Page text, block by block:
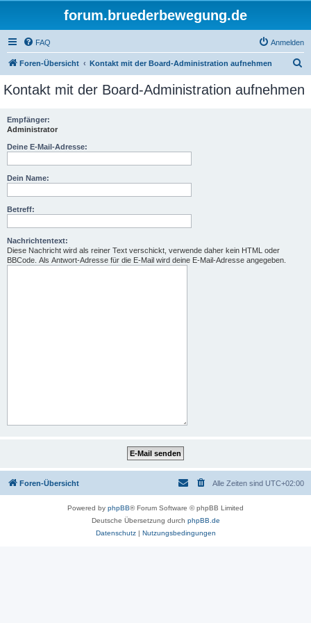
forum.bruederbewegung.de
FAQ Anmelden
Foren-Übersicht Kontakt mit der Board-Administration aufnehmen
c
Kontakt mit der Board-Administration aufnehmen
Empfänger:
Administrator
Deine E-Mail-Adresse:
Dein Name:
Betreff:
Nachrichtentext:
Diese Nachricht wird als reiner Text verschickt, verwende daher kein HTML oder
BBCode. Als Antwort-Adresse für die E-Mail wird deine E-Mail-Adresse angegeben.
Foren-Übersicht Alle Zeiten sind UTC+02:00
Powered by phpBB® Forum Software © phpBB Limited
Deutsche Übersetzung durch phpBB.de
Datenschutz| Nutzungsbedingungen